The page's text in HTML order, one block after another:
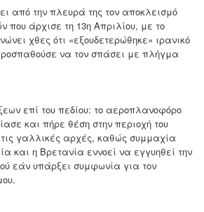
από την πλευρά της τον αποκλεισμό
που άρχισε τη 13η Απριλίου, με το
χθες ότι «εξουδετερώθηκε» ιρανικό
να τον σπάσει με πλήγμα
επί του πεδίου: το αεροπλανοφόρο
και πήρε θέση στην περιοχή του
γαλλικές αρχές, καθώς συμμαχία
και η Βρετανία εννοεί να εγγυηθεί την
εάν υπάρξει συμφωνία για τον